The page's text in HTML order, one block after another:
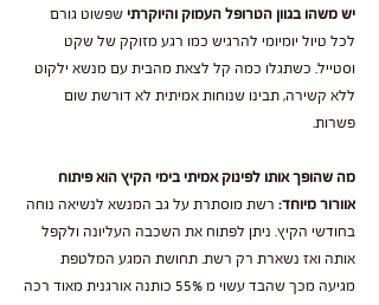
יש משהו בגוון הטרופל העמוק והיוקרתי שפשוט גורם
לכל טיול יומיומי להרגיש כמו רגע מזוקק של שקט
וסטייל. כשתגלו כמה קל לצאת מהבית עם מנשא ילקוט
ללא קשירה, תבינו שנוחות אמיתית לא דורשת שום
פשרות.
מה שהופך אותו לפינוק אמיתי בימי הקיץ הוא פיתוח
אוורור מיוחד: רשת מוסתרת על גב המנשא לנשיאה נוחה
בחודשי הקיץ. ניתן לפתוח את השכבה העליונה ולקפל
אותה ואז נשארת רק רשת. תחושת המגע המלטפת
מגיעה מכך שהבד עשוי מ 55% כותנה אורגנית מאוד רכה